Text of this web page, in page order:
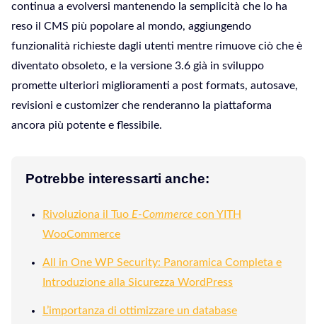
continua a evolversi mantenendo la semplicità che lo ha
reso il CMS più popolare al mondo, aggiungendo
funzionalità richieste dagli utenti mentre rimuove ciò che è
diventato obsoleto, e la versione 3.6 già in sviluppo
promette ulteriori miglioramenti a post formats, autosave,
revisioni e customizer che renderanno la piattaforma
ancora più potente e flessibile.
Potrebbe interessarti anche:
Rivoluziona il Tuo E-Commerce con YITH
WooCommerce
All in One WP Security: Panoramica Completa e
Introduzione alla Sicurezza WordPress
L’importanza di ottimizzare un database